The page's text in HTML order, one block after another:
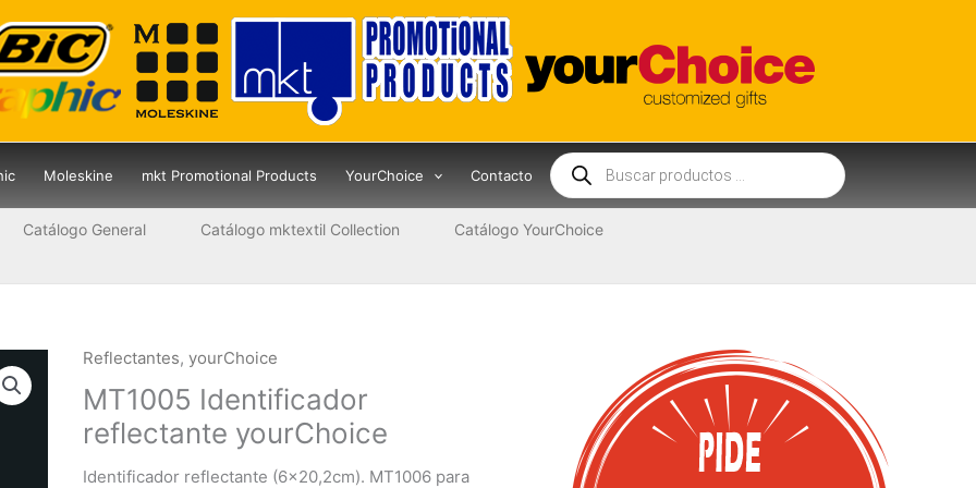
Moleskine mkt Promotional Products YourChoice Contacto
Búsqueda
de
productos
Catálogo General Catálogo mktextil Collection
Catálogo YourChoice
Reflectantes,yourChoice
MT1005 Identificador
reflectante yourChoice
Identificador reflectante (6×20,2cm). MT1006 para